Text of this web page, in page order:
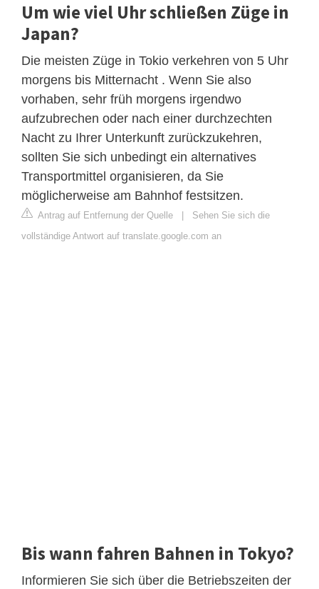
Um wie viel Uhr schließen Züge in
Japan?
Die meisten Züge in Tokio verkehren von 5 Uhr
morgens bis Mitternacht . Wenn Sie also
vorhaben, sehr früh morgens irgendwo
aufzubrechen oder nach einer durchzechten
Nacht zu Ihrer Unterkunft zurückzukehren,
sollten Sie sich unbedingt ein alternatives
Transportmittel organisieren, da Sie
möglicherweise am Bahnhof festsitzen.
Antrag auf Entfernung der Quelle
Sehen Sie sich die
vollständige Antwort auf translate.google.com an
Bis wann fahren Bahnen in Tokyo?
Informieren Sie sich über die Betriebszeiten der